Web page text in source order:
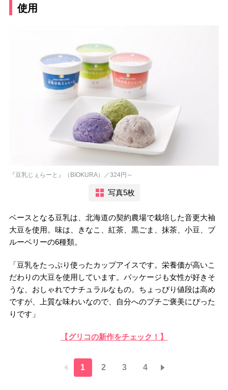
使用
『豆乳じぇらーと』（BIOKURA）／324円～
写真5枚
ベースとなる豆乳は、北海道の契約農場で栽培した音更大袖
大豆を使用。味は、きなこ、紅茶、黒ごま、抹茶、小豆、ブ
ルーベリーの6種類。
「豆乳をたっぷり使ったカップアイスです。栄養価が高いこ
だわりの大豆を使用しています。パッケージも女性が好きそ
うな、おしゃれでナチュラルなもの。ちょっぴり値段は高め
ですが、上質な味わいなので、自分へのプチご褒美にぴった
りです」
【グリコの新作をチェック！】
1 2 3 4